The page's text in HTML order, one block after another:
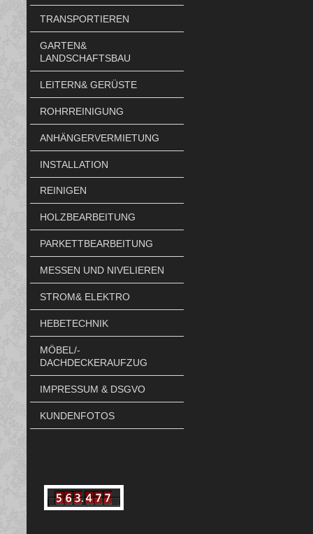
TRANSPORTIEREN
GARTEN&
LANDSCHAFTSBAU
LEITERN& GERÜSTE
ROHRREINIGUNG
ANHÄNGERVERMIETUNG
INSTALLATION
REINIGEN
HOLZBEARBEITUNG
PARKETTBEARBEITUNG
MESSEN UND NIVELIEREN
STROM& ELEKTRO
HEBETECHNIK
MÖBEL/-
DACHDECKERAUFZUG
IMPRESSUM & DSGVO
KUNDENFOTOS